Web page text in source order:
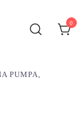
0
PUMPA,